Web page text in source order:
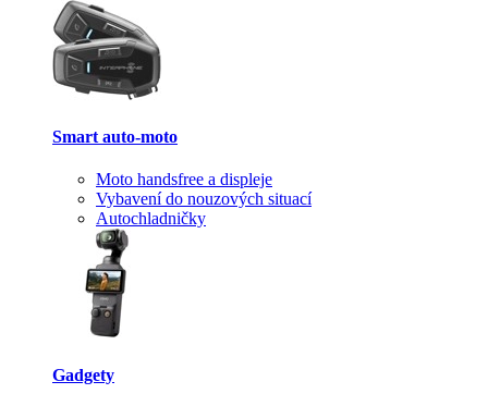
Smart auto-moto
Moto handsfree a displeje
Vybavení do nouzových situací
Autochladničky
Gadgety